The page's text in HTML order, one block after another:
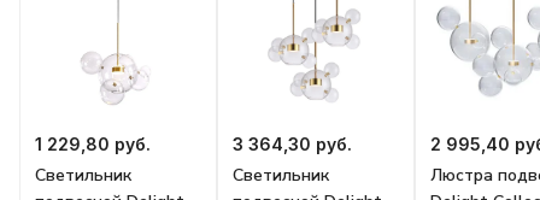
1 229,80 руб.
Светильник
3 364,30 руб.
Светильник
2 995,40
Люстра